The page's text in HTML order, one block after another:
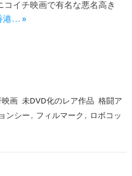
コイチ映画で有名な悪名高き
港… »
映画 未DVD化のレア作品 格闘ア
ンシー , フィルマーク , ロボコッ